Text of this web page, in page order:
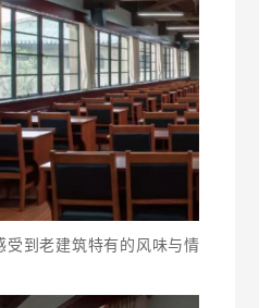
受到老建筑特有的风味与情